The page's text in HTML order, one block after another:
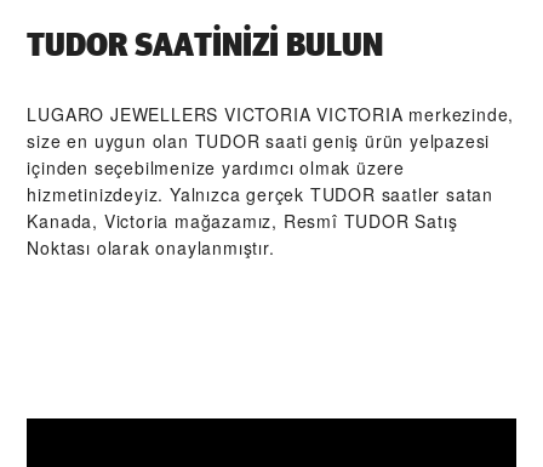
TUDOR SAATINIZI BULUN
‭LUGARO JEWELLERS VICTORIA VICTORIA‬ merkezinde,
size en uygun olan TUDOR saati geniş ürün yelpazesi
içinden seçebilmenize yardımcı olmak üzere
hizmetinizdeyiz. Yalnızca gerçek TUDOR saatler satan
Kanada, Victoria mağazamız, Resmî TUDOR Satış
Noktası olarak onaylanmıştır.